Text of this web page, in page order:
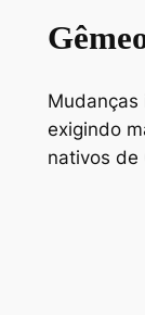
Mudanças
exigindo
nativos de